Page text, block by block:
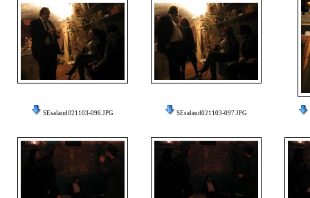
SEsalaud021103-096.JPG SEsalaud021103-097.JPG